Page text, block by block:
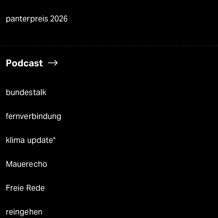
panterpreis 2026
Podcast
bundestalk
fernverbindung
klima update°
Mauerecho
Freie Rede
reingehen